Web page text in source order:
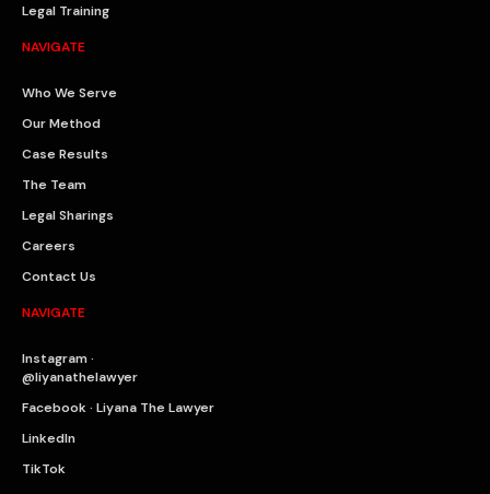
Legal Training
NAVIGATE
Who We Serve
Our Method
Case Results
The Team
Legal Sharings
Careers
Contact Us
NAVIGATE
Instagram ·
@liyanathelawyer
Facebook · Liyana The Lawyer
LinkedIn
TikTok